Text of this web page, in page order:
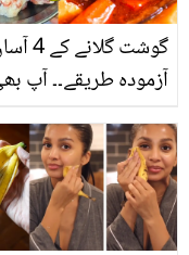
گوشت
آزمودہ طریقے۔۔ آپ
بتائے راز